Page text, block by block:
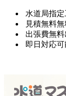
水道局指
見積無料無
出張費無料
即日対応